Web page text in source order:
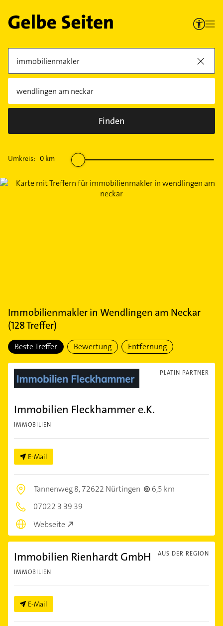
Finden
Umkreis: 0 km
Immobilienmaklerin Wendlingen am Neckar
(128Treffer)
Beste Treffer Bewertung Entfernung
PLATIN PARTNER
Immobilien Fleckhammer e.K.
IMMOBILIEN
E-Mail
Tannenweg 8,72622 Nürtingen
6,5 km
07022 3 39 39
Webseite
AUS DER REGION
Immobilien Rienhardt GmbH
IMMOBILIEN
E-Mail